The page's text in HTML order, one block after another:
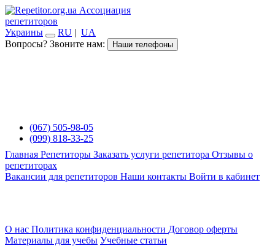
Ассоциация
репетиторов
Украины
RU | UA
Вопросы? Звоните нам:
Наши телефоны
(067) 505-98-05
(099) 818-33-25
Главная Репетиторы Заказать услуги репетитора Отзывы о
репетиторах
Вакансии для репетиторов Наши контакты Войти в кабинет
О нас Политика конфиденциальности Договор оферты
Материалы для учебы Учебные статьи